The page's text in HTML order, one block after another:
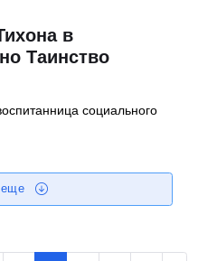
в
Таинство
социального
еще